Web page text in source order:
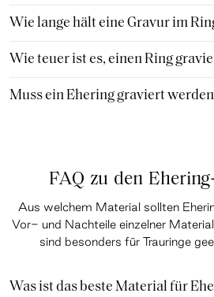
Wie lange hält eine Gravur im
Wie teuer ist es, einen Ring
Muss ein Ehering graviert
FAQ zu den
Aus welchem Material sollten
Vor- und Nachteile einzelner
sind besonders für Trauringe
Was ist das beste Material für